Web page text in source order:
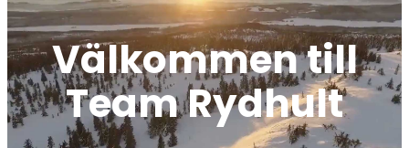
Välkommen till
Team Rydhult